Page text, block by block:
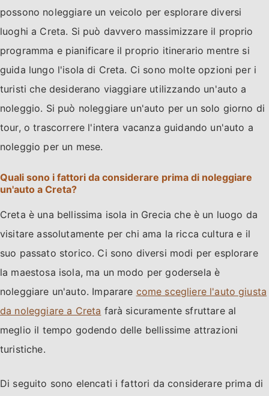
possono noleggiare un veicolo per esplorare diversi
luoghi a Creta. Si può davvero massimizzare il proprio
programma e pianificare il proprio itinerario mentre si
guida lungo l'isola di Creta. Ci sono molte opzioni per i
turisti che desiderano viaggiare utilizzando un'auto a
noleggio. Si può noleggiare un'auto per un solo giorno di
tour, o trascorrere l'intera vacanza guidando un'auto a
noleggio per un mese.
Quali sono i fattori da considerare prima di noleggiare
un'auto a Creta?
Creta è una bellissima isola in Grecia che è un luogo da
visitare assolutamente per chi ama la ricca cultura e il
suo passato storico. Ci sono diversi modi per esplorare
la maestosa isola, ma un modo per godersela è
noleggiare un'auto. Imparare come scegliere l'auto giusta
da noleggiare a Creta farà sicuramente sfruttare al
meglio il tempo godendo delle bellissime attrazioni
turistiche.
Di seguito sono elencati i fattori da considerare prima di